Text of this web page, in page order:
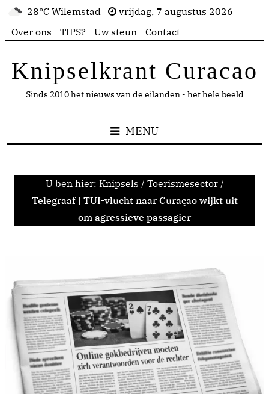
28°C Wilemstad
vrijdag, 7 augustus 2026
Over ons
TIPS? Uw steun Contact
Knipselkrant Curacao
Sinds 2010 het nieuws van de eilanden - het hele beeld
MENU
U ben hier: Knipsels / Toerismesector /
Telegraaf | TUI-vlucht naar Curaçao wijkt uit
om agressieve passagier